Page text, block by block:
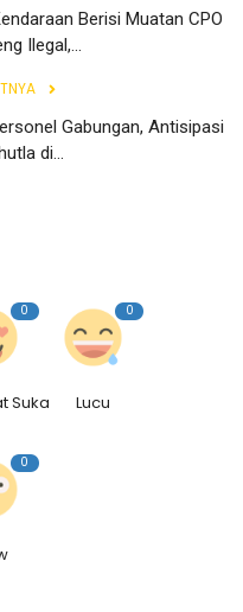
Berisi Muatan CPO
Ilegal,...
Gabungan, Antisipasi
di...
0
Suka
0
Lucu
0